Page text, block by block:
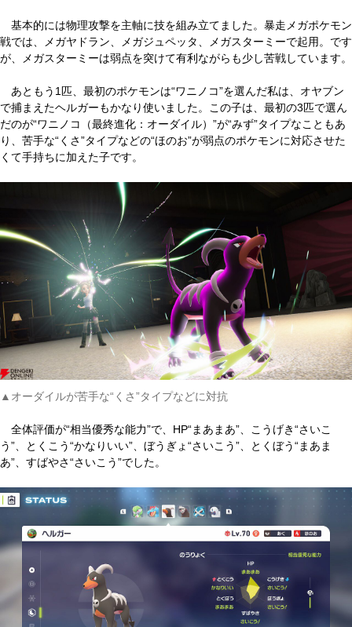
基本的には物理攻撃を主軸に技を組み立てました。暴走メガポケモン
戦では、メガヤドラン、メガジュペッタ、メガスターミーで起用。です
が、メガスターミーは弱点を突けて有利ながらも少し苦戦しています。
あともう1匹、最初のポケモンは“ワニノコ”を選んだ私は、オヤブン
で捕まえたヘルガーもかなり使いました。この子は、最初の3匹で選ん
だのが“ワニノコ（最終進化：オーダイル）”が“みず”タイプなこともあ
り、苦手な“くさ”タイプなどの“ほのお”が弱点のポケモンに対応させた
くて手持ちに加えた子です。
▲オーダイルが苦手な“くさ”タイプなどに対抗
全体評価が“相当優秀な能力”で、HP“まあまあ”、こうげき“さいこ
う”、とくこう“かなりいい”、ぼうぎょ“さいこう”、とくぼう“まあま
あ”、すばやさ“さいこう”でした。